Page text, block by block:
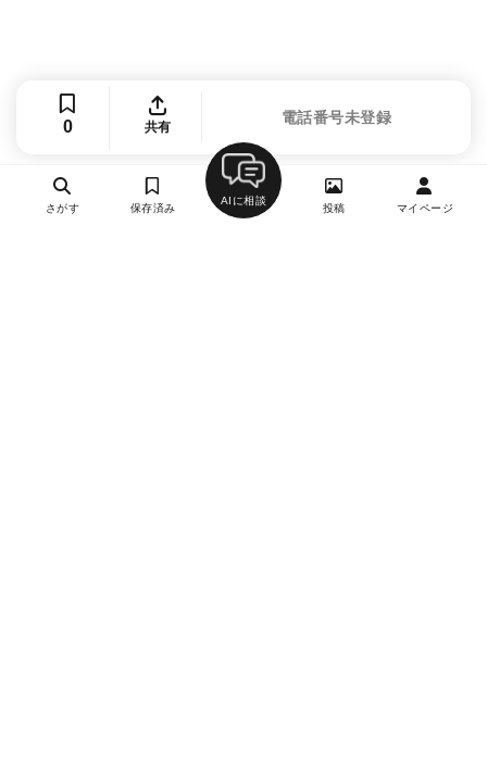
0 共有
電話番号未登録
さがす 保存済み
AIに相談
投稿 マイページ